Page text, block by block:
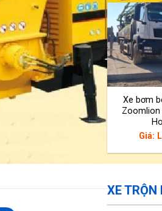
Xe bơm
Zoomlion
Giá:
XE TRỘN